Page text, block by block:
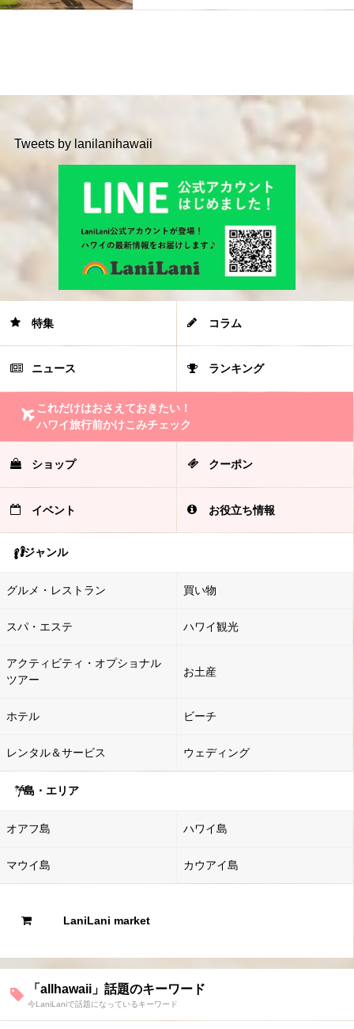
Tweets by lanilanihawaii
特集 コラム
ニュース ランキング
これだけはおさえておきたい！
ハワイ旅行前かけこみチェック
ショップ クーポン
イベント お役立ち情報
ジャンル
グルメ・レストラン 買い物
スパ・エステ ハワイ観光
アクティビティ・オプショナル
ツアー
お土産
ホテル ビーチ
レンタル＆サービス ウェディング
島・エリア
オアフ島 ハワイ島
マウイ島 カウアイ島
LaniLani market
「allhawaii」話題のキーワード
今LaniLaniで話題になっているキーワード